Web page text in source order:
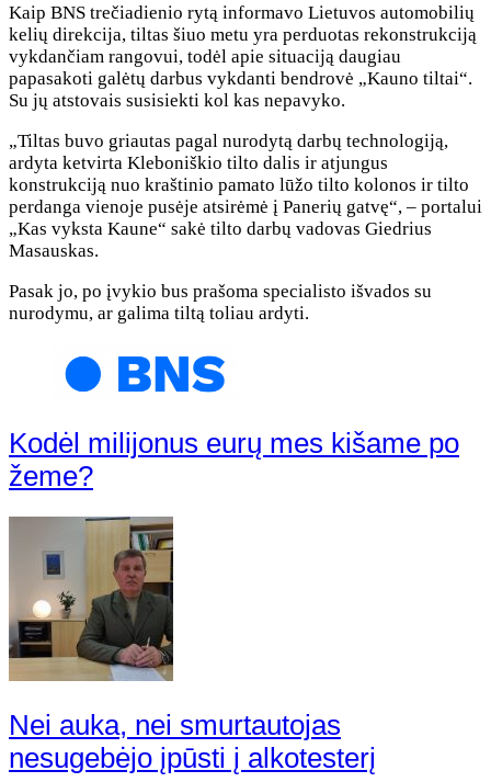
Kaip BNS trečiadienio rytą informavo Lietuvos automobilių
kelių direkcija, tiltas šiuo metu yra perduotas rekonstrukciją
vykdančiam rangovui, todėl apie situaciją daugiau
papasakoti galėtų darbus vykdanti bendrovė „Kauno tiltai“.
Su jų atstovais susisiekti kol kas nepavyko.
„Tiltas buvo griautas pagal nurodytą darbų technologiją,
ardyta ketvirta Kleboniškio tilto dalis ir atjungus
konstrukciją nuo kraštinio pamato lūžo tilto kolonos ir tilto
perdanga vienoje pusėje atsirėmė į Panerių gatvę“, – portalui
„Kas vyksta Kaune“ sakė tilto darbų vadovas Giedrius
Masauskas.
Pasak jo, po įvykio bus prašoma specialisto išvados su
nurodymu, ar galima tiltą toliau ardyti.
Kodėl milijonus eurų mes kišame po
žeme?
Nei auka, nei smurtautojas
nesugebėjo įpūsti į alkotesterį